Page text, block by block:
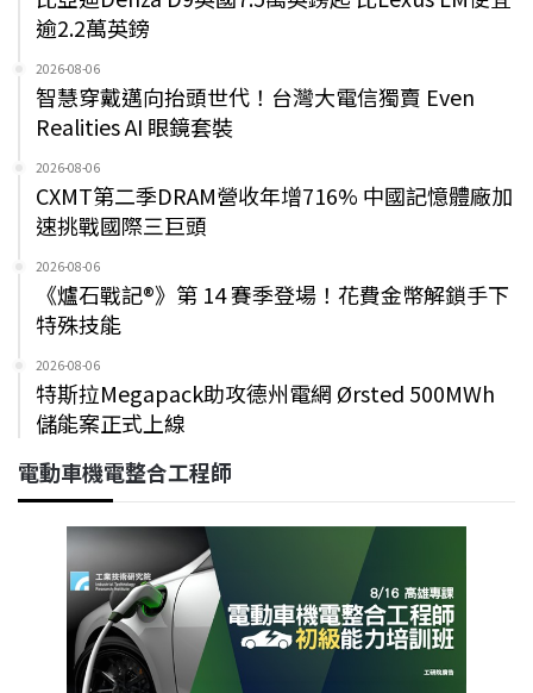
逾2.2萬英鎊
2026-08-06
智慧穿戴邁向抬頭世代！台灣大電信獨賣 Even
Realities AI 眼鏡套裝
2026-08-06
CXMT第二季DRAM營收年增716% 中國記憶體廠加
速挑戰國際三巨頭
2026-08-06
《爐石戰記®》第 14 賽季登場！花費金幣解鎖手下
特殊技能
2026-08-06
特斯拉Megapack助攻德州電網 Ørsted 500MWh
儲能案正式上線
電動車機電整合工程師